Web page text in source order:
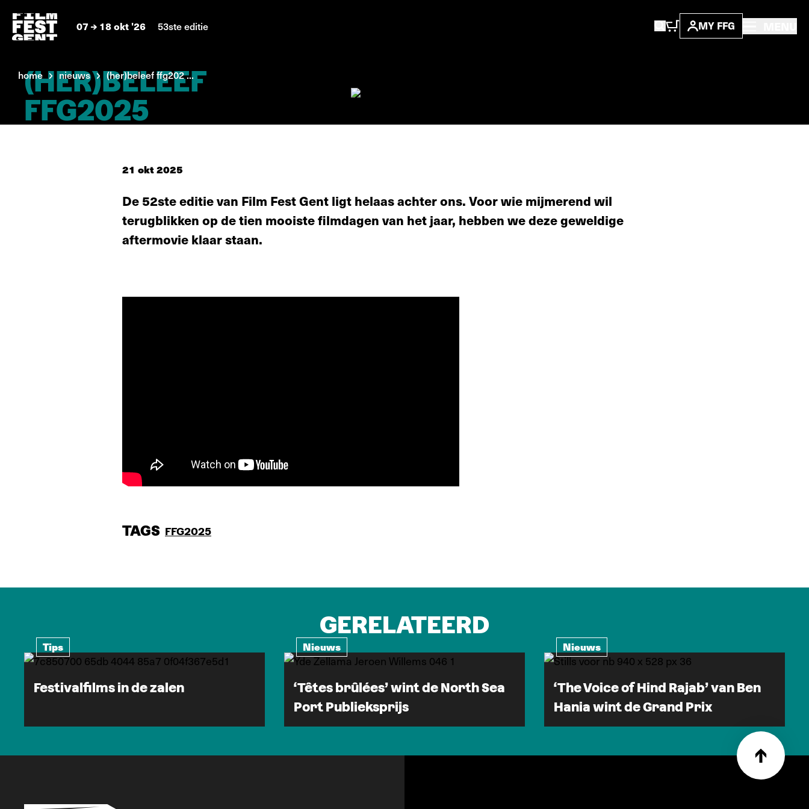
07 18 okt '26 53ste editie MY FFG
home nieuws (her)beleef ffg202 ...
(HER)BELEEF
FFG2025
21 okt 2025
De 52ste editie van Film Fest Gent ligt helaas achter ons. Voor wie mijmerend wil
terugblikken op de tien mooiste filmdagen van het jaar, hebben we deze geweldige
aftermovie klaar staan.
TAGS FFG2025
GERELATEERD
Tips
Festivalfilms in de zalen
Nieuws
‘Têtes brûlées’ wint de North Sea
Port Publieksprijs
Nieuws
‘The Voice of Hind Rajab’ van Ben
Hania wint de Grand Prix